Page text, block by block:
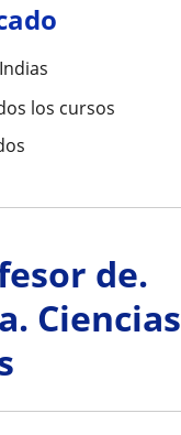
los cursos
de.
Ciencias